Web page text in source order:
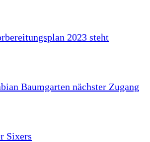
2023 steht
Baumgarten nächster Zugang
Sixers